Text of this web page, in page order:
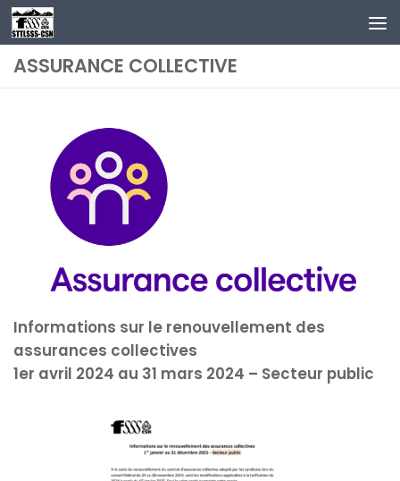
Au dessous du contenu
ASSURANCE COLLECTIVE
Informations sur le renouvellement des
assurances collectives
1er avril 2024 au 31 mars 2024 – Secteur public